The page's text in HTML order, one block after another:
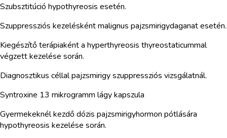
Szubsztitúció hypothyreosis esetén.
Szuppressziós kezelésként malignus pajzsmirigydaganat esetén.
Kiegészítő terápiaként a hyperthyreosis thyreostaticummal
végzett kezelése során.
Diagnosztikus céllal pajzsmirigy szuppressziós vizsgálatnál.
Syntroxine 13 mikrogramm lágy kapszula
Gyermekeknél kezdő dózis pajzsmirigyhormon pótlására
hypothyreosis kezelése során.